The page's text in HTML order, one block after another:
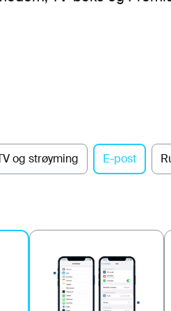
og strøyming E-post